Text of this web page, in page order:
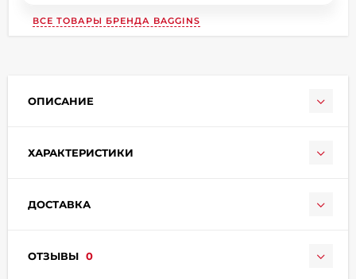
ВСЕ ТОВАРЫ БРЕНДА BAGGINS
ОПИСАНИЕ
ХАРАКТЕРИСТИКИ
ДОСТАВКА
ОТЗЫВЫ 0